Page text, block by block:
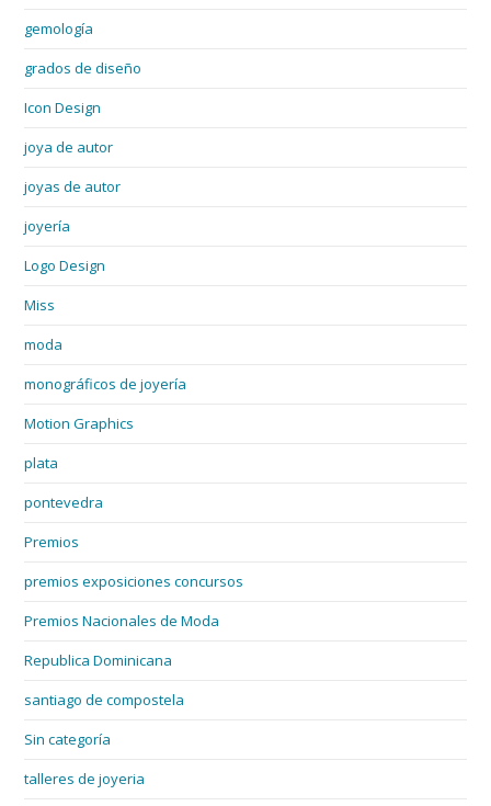
gemología
grados de diseño
Icon Design
joya de autor
joyas de autor
joyería
Logo Design
Miss
moda
monográficos de joyería
Motion Graphics
plata
pontevedra
Premios
premios exposiciones concursos
Premios Nacionales de Moda
Republica Dominicana
santiago de compostela
Sin categoría
talleres de joyeria